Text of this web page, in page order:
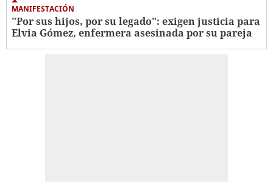
MANIFESTACIÓN
"Por sus hijos, por su legado": exigen justicia para
Elvia Gómez, enfermera asesinada por su pareja